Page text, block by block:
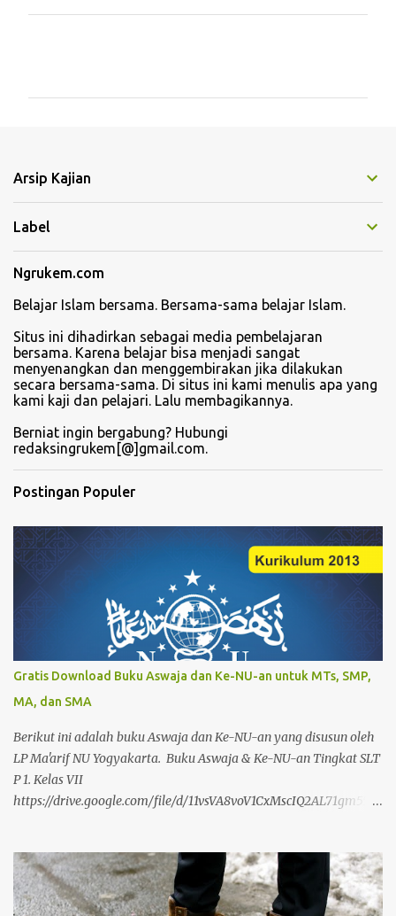
r
Arsip Kajian
Label
Ngrukem.com
Belajar Islam bersama. Bersama-sama belajar Islam.
Situs ini dihadirkan sebagai media pembelajaran
bersama. Karena belajar bisa menjadi sangat
menyenangkan dan menggembirakan jika dilakukan
secara bersama-sama. Di situs ini kami menulis apa yang
kami kaji dan pelajari. Lalu membagikannya.
Berniat ingin bergabung? Hubungi
redaksingrukem[@]gmail.com.
Postingan Populer
Gratis Download Buku Aswaja dan Ke-NU-an untuk MTs, SMP,
MA, dan SMA
Berikut ini adalah buku Aswaja dan Ke-NU-an yang disusun oleh
LP Ma'arif NU Yogyakarta. Buku Aswaja & Ke-NU-an Tingkat SLT
P 1. Kelas VII
https://drive.google.com/file/d/11vsVA8voV1CxMscIQ2AL71gm55ra
wlQ4I3/view?usp=drivesdk 3. Kelas IX
https://drive.google.com/file/d/12QBC7ym-
_zxZfbDMH0MRZk1cps8B4BJZ/view?usp=drivesdk Buku Aswaja